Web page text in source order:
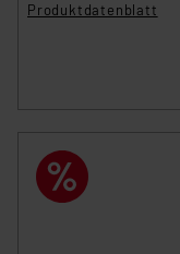
Produktdatenblatt